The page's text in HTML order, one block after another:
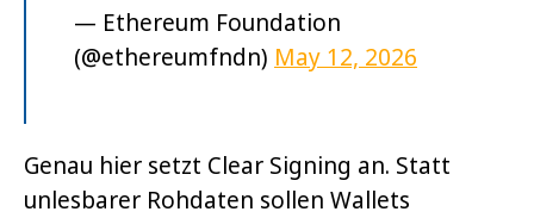
— Ethereum Foundation
(@ethereumfndn) May 12, 2026
Genau hier setzt Clear Signing an. Statt
unlesbarer Rohdaten sollen Wallets